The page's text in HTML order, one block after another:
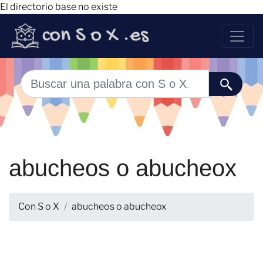
El directorio base no existe
abucheos o abucheox
Con S o X abucheos o abucheox